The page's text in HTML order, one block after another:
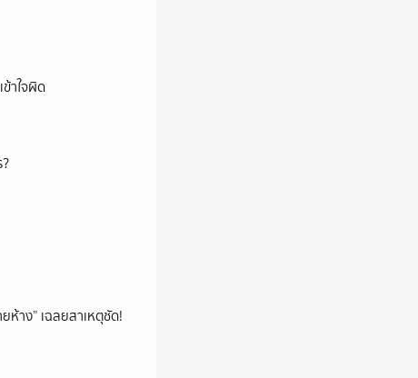
าใจผิด
ห้าง” เฉลยสาเหตุชัด!